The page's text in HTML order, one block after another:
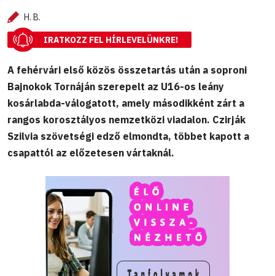
H. B.
IRATKOZZ FEL HÍRLEVELÜNKRE!
A fehérvári első közös összetartás után a soproni
Bajnokok Tornáján szerepelt az U16-os leány
kosárlabda-válogatott, amely másodikként zárt a
rangos korosztályos nemzetközi viadalon. Czirják
Szilvia szövetségi edző elmondta, többet kapott a
csapattól az előzetesen vártaknál.